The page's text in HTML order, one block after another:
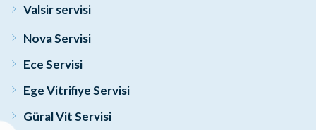
Valsir servisi
Nova Servisi
Ece Servisi
Ege Vitrifiye Servisi
Güral Vit Servisi